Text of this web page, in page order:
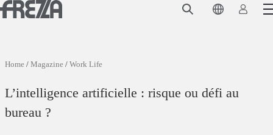
Skip to main content
Projets et inspirations
Home/ Magazine/ Work Life
L’intelligence artificielle : risque ou défi au
bureau ?